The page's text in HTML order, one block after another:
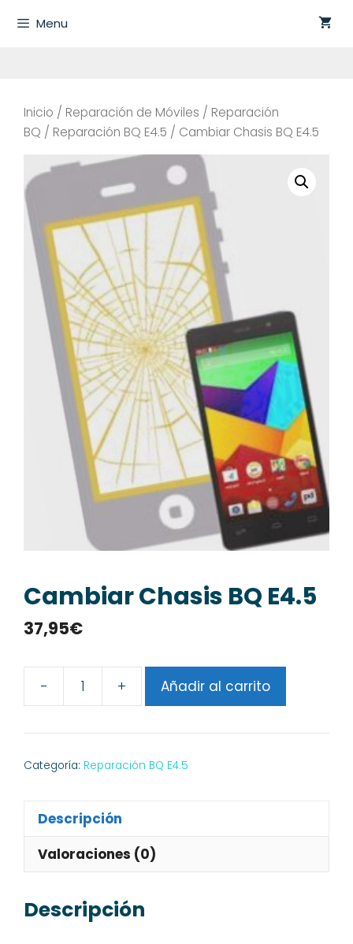
Menu
Inicio / Reparación de Móviles / Reparación
BQ / Reparación BQ E4.5 / Cambiar Chasis BQ E4.5
Cambiar Chasis BQ E4.5
37,95€
-
Cambiar
BQ
E4.5
+ Añadir al carrito
Categoría: Reparación BQ E4.5
Descripción
Valoraciones (0)
Descripción